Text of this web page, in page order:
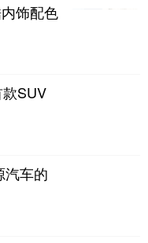
饰配色
SUV
汽车的